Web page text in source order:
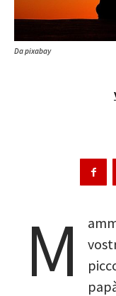
Da pixabay
M